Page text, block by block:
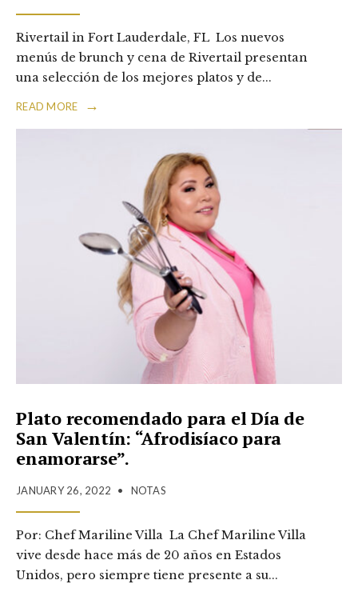
Rivertail in Fort Lauderdale, FL Los nuevos
menús de brunch y cena de Rivertail presentan
una selección de los mejores platos y de...
READ MORE →
Plato recomendado para el Día de
San Valentín: “Afrodisíaco para
enamorarse”.
JANUARY 26, 2022 • NOTAS
Por: Chef Mariline Villa La Chef Mariline Villa
vive desde hace más de 20 años en Estados
Unidos, pero siempre tiene presente a su...